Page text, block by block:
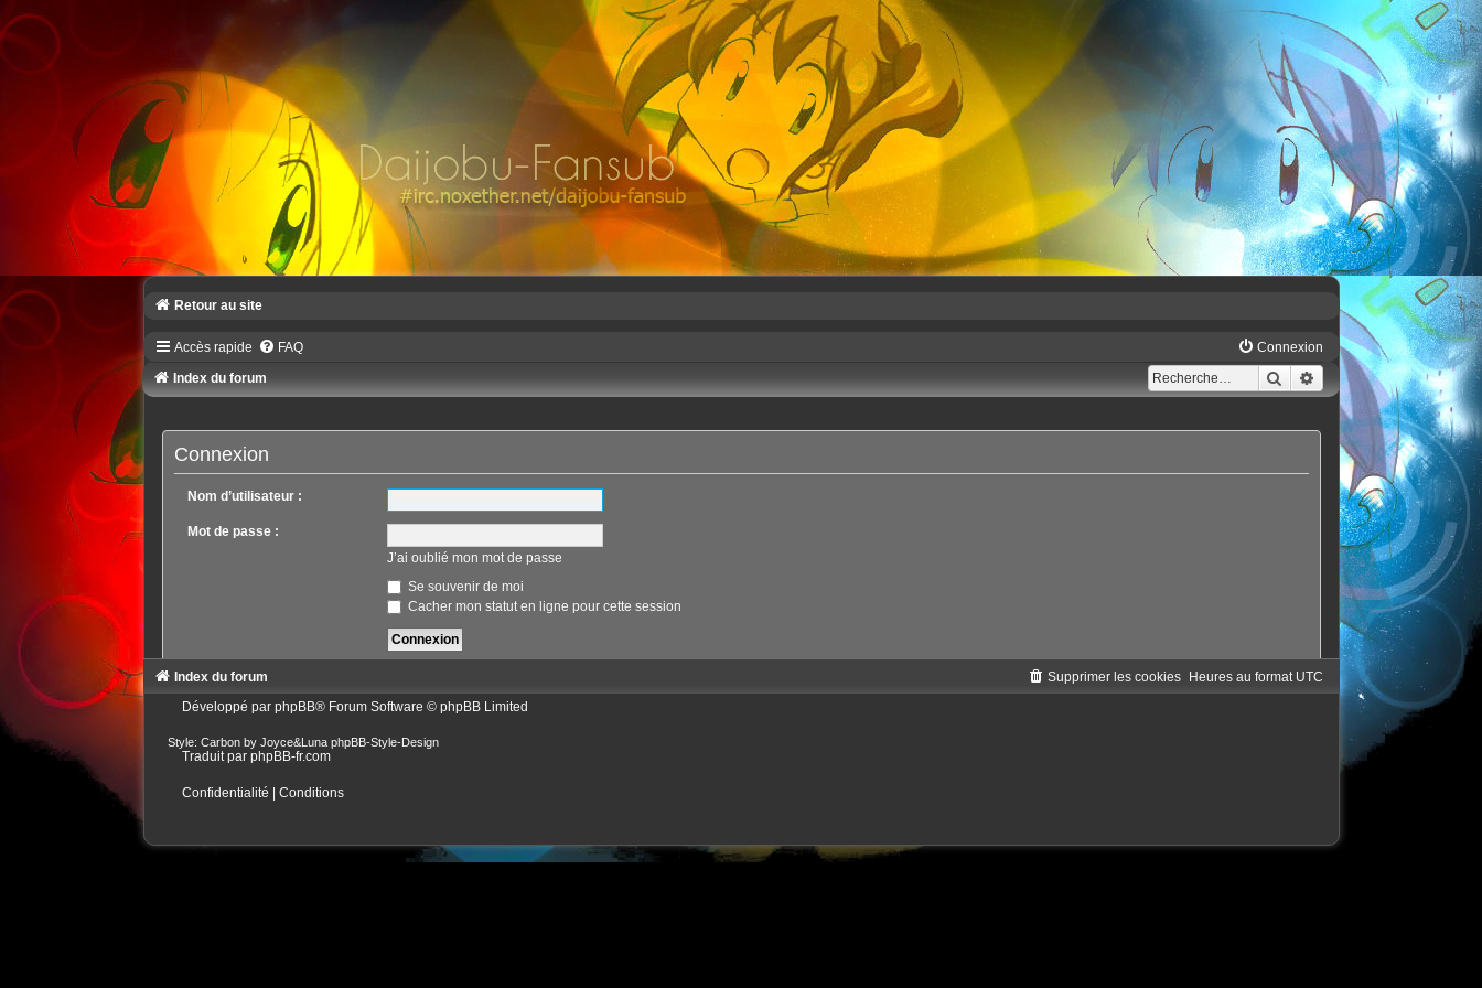
Retour au site
Accès rapide FAQ Connexion
RechercherRecherche avancée
Index du forum
Connexion
Nom d’utilisateur :
Mot de passe :
J’ai oublié mon mot de passe
Se souvenir de moi
Cacher mon statut en ligne pour cette session
Index du forum Heures au format UTC
Supprimer les cookies
Développé par phpBB® Forum Software © phpBB Limited
Style: Carbon by Joyce&Luna phpBB-Style-Design
Traduit par phpBB-fr.com
Confidentialité Conditions